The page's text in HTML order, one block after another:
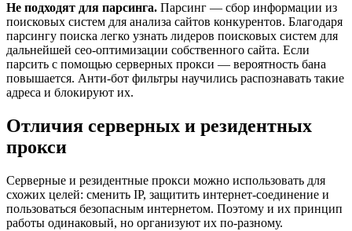
Не подходят для парсинга. Парсинг — сбор информации из
поисковых систем для анализа сайтов конкурентов. Благодаря
парсингу поиска легко узнать лидеров поисковых систем для
дальнейшей сео-оптимизации собственного сайта. Если
парсить с помощью серверных прокси — вероятность бана
повышается. Анти-бот фильтры научились распознавать такие
адреса и блокируют их.
Отличия серверных и резидентных
прокси
Серверные и резидентные прокси можно использовать для
схожих целей: сменить IP, защитить интернет-соединение и
пользоваться безопасным интернетом. Поэтому и их принцип
работы одинаковый, но организуют их по-разному.